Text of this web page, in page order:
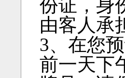
份证，身
由客人承
3、在您
前一天下